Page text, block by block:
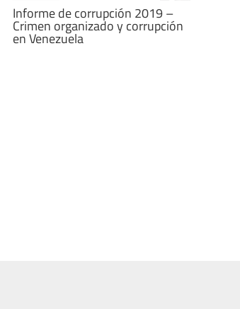
Informe de corrupción 2019 –
Crimen organizado y corrupción
en Venezuela